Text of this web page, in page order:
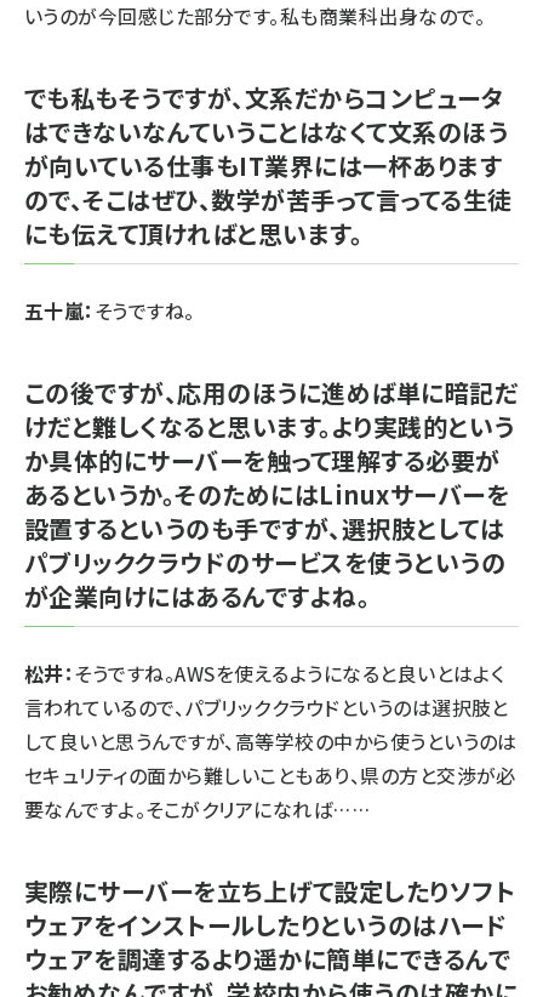
いうのが今回感じた部分です。私も商業科出身なので。
でも私もそうですが、文系だからコンピュータ
はできないなんていうことはなくて文系のほう
が向いている仕事もIT業界には一杯あります
ので、そこはぜひ、数学が苦手って言ってる生徒
にも伝えて頂ければと思います。
五十嵐： そうですね。
この後ですが、応用のほうに進めば単に暗記だ
けだと難しくなると思います。より実践的という
か具体的にサーバーを触って理解する必要が
あるというか。そのためにはLinuxサーバーを
設置するというのも手ですが、選択肢としては
パブリッククラウドのサービスを使うというの
が企業向けにはあるんですよね。
松井：そうですね。AWSを使えるようになると良いとはよく
言われているので、パブリッククラウドというのは選択肢と
して良いと思うんですが、高等学校の中から使うというのは
セキュリティの面から難しいこともあり、県の方と交渉が必
要なんですよ。そこがクリアになれば……
実際にサーバーを立ち上げて設定したりソフト
ウェアをインストールしたりというのはハード
ウェアを調達するより遥かに簡単にできるんで